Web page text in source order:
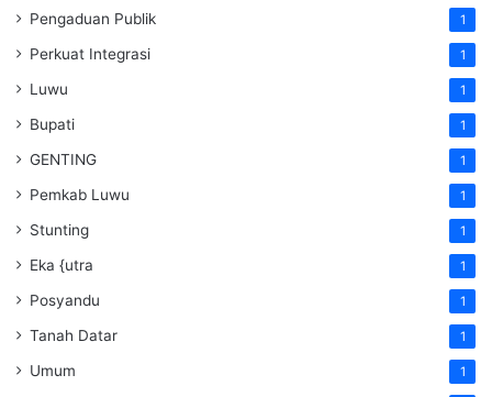
Pengaduan Publik 1
Perkuat Integrasi 1
Luwu 1
Bupati 1
GENTING 1
Pemkab Luwu 1
Stunting 1
Eka {utra 1
Posyandu 1
Tanah Datar 1
Umum 1